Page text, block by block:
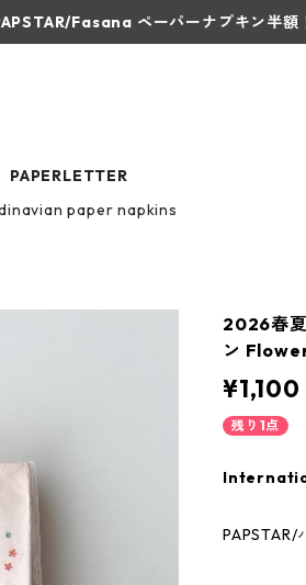
Fasana ペーパーナプキン半額
PAPERLETTER
paper napkins
2026春
ン
¥1,100
残り1点